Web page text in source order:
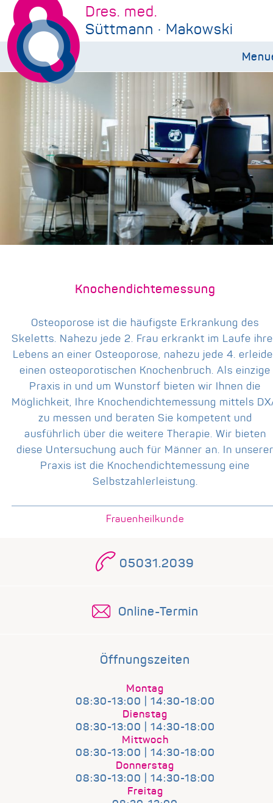
Dres. med.
Süttmann · Makowski
Knochendichtemessung
Osteoporose ist die häufigste Erkrankung des
Skeletts. Nahezu jede 2. Frau erkrankt im Laufe
Lebens an einer Osteoporose, nahezu jede 4.
einen osteoporotischen Knochenbruch. Als einzige
Praxis in und um Wunstorf bieten wir Ihnen die
Möglichkeit, Ihre Knochendichtemessung mittels
zu messen und beraten Sie kompetent und
ausführlich über die weitere Therapie. Wir bieten
diese Untersuchung auch für Männer an. In unserer
Praxis ist die Knochendichtemessung eine
Selbstzahlerleistung.
Frauenheilkunde
05031.2039
Online-Termin
Öffnungszeiten
Montag
08:30-13:00 | 14:30-18:00
Dienstag
08:30-13:00 | 14:30-18:00
Mittwoch
08:30-13:00 | 14:30-18:00
Donnerstag
08:30-13:00 | 14:30-18:00
Freitag